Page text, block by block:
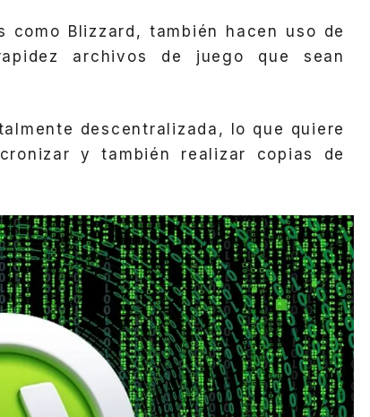
como Blizzard, también hacen uso de
archivos de juego que sean
descentralizada, lo que quiere
y también realizar copias de